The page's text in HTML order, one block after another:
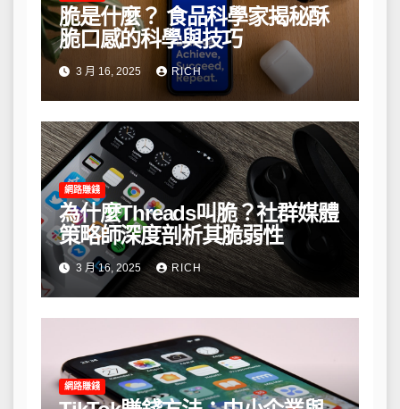
脆是什麼？ 食品科學家揭秘酥
脆口感的科學與技巧
3 月 16, 2025 RICH
網路賺錢
為什麼Threads叫脆？社群媒體
策略師深度剖析其脆弱性
3 月 16, 2025 RICH
網路賺錢